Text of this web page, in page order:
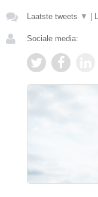
Laatste tweets ▼
Sociale media: